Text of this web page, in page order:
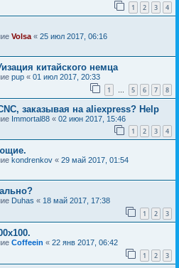
1 2 3 4
Volsa « 25 июл 2017, 06:16
китайского немца
pup « 01 июл 2017, 20:33
1 … 5 6 7 8
заказывая на aliexpress? Help
Immortal88 « 02 июн 2017, 15:46
1 2 3 4
kondrenkov « 29 май 2017, 01:54
Duhas « 18 май 2017, 17:38
1 2 3
Coffeein « 22 янв 2017, 06:42
1 2 3